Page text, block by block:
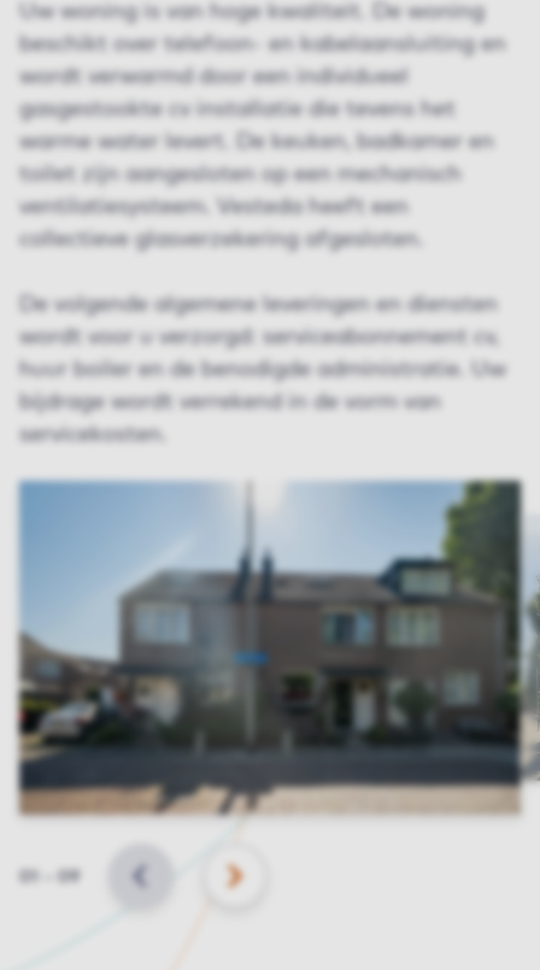
Uw woning is van hoge kwaliteit. De woning
beschikt over telefoon- en kabelaansluiting en
wordt verwarmd door een individueel
gasgestookte cv installatie die tevens het
warme water levert. De keuken, badkamer en
toilet zijn aangesloten op een mechanisch
ventilatiesysteem. Vesteda heeft een
collectieve glasverzekering afgesloten.
De volgende algemene leveringen en diensten
wordt voor u verzorgd: serviceabonnement cv,
huur boiler en de benodigde administratie. Uw
bijdrage wordt verrekend in de vorm van
servicekosten.
Slide 09 VORIGE VOLGENDE